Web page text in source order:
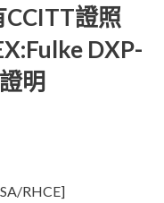
證照
DXP-
明
RHCE]